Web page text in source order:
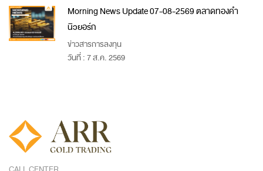
Morning News Update 07-08-2569 ตลาดทองคำ
นิวยอร์ก
ข่าวสารการลงทุน
วันที่ : 7 ส.ค. 2569